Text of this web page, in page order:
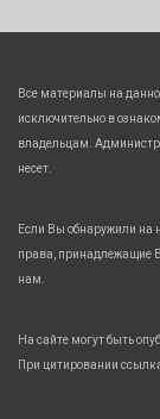
Все материалы на
исключительно в
владельцам.
несет.
Если Вы обнаружили на
права, принадлежащие
нам.
На сайте могут быть
При цитировании